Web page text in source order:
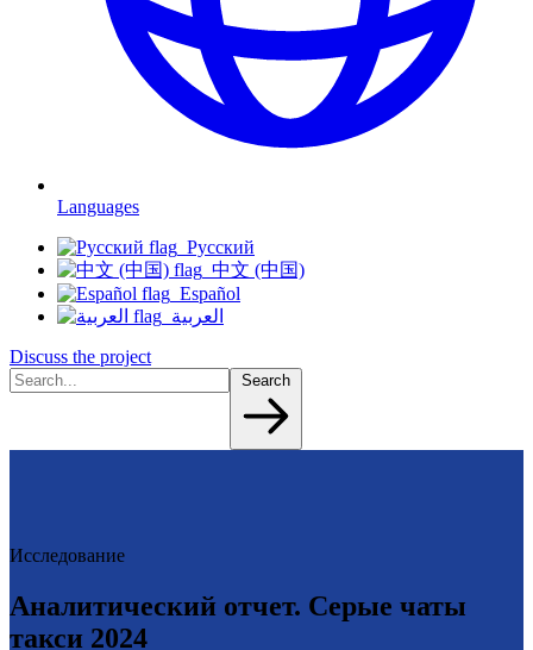
Languages
Русский
中文 (中国)
Español
العربية
Discuss the project
Исследование
Аналитический отчет. Серые чаты
такси 2024